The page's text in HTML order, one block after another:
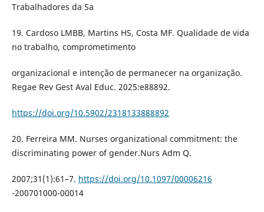
Trabalhadores da Sa
19. Cardoso LMBB, Martins HS, Costa MF. Qualidade de vida
no trabalho, comprometimento
organizacional e intenção de permanecer na organização.
Regae Rev Gest Aval Educ. 2025:e88892.
https://doi.org/10.5902/2318133888892
20. Ferreira MM. Nurses organizational commitment: the
discriminating power of gender.Nurs Adm Q.
2007;31(1):61–7. https://doi.org/10.1097/00006216
-200701000-00014